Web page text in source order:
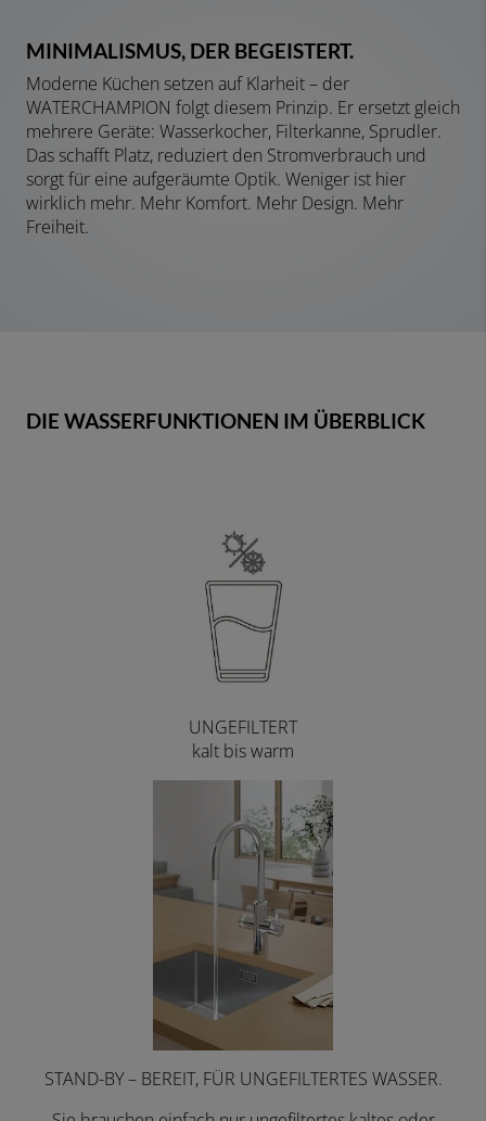
MINIMALISMUS, DER BEGEISTERT.
Moderne Küchen setzen auf Klarheit – der
WATERCHAMPION folgt diesem Prinzip. Er ersetzt gleich
mehrere Geräte: Wasserkocher, Filterkanne, Sprudler.
Das schafft Platz, reduziert den Stromverbrauch und
sorgt für eine aufgeräumte Optik. Weniger ist hier
wirklich mehr. Mehr Komfort. Mehr Design. Mehr
Freiheit.
DIE WASSERFUNKTIONEN IM ÜBERBLICK
UNGEFILTERT
kalt bis warm
STAND-BY – BEREIT, FÜR UNGEFILTERTES WASSER.